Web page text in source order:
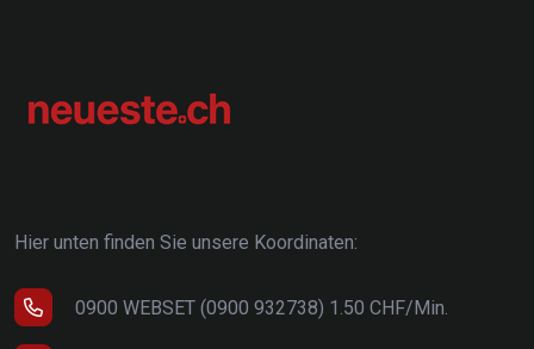
Hier unten finden Sie unsere Koordinaten:
0900 WEBSET (0900 932738) 1.50 CHF/Min.